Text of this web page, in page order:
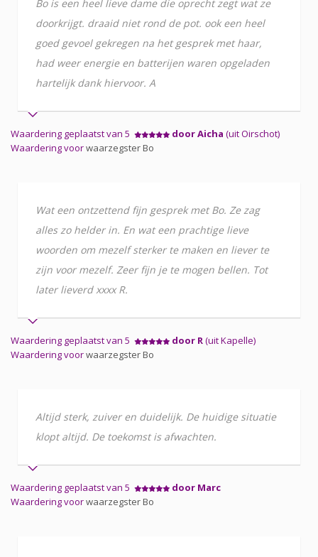
Bo is een heel lieve dame die oprecht zegt wat ze
doorkrijgt. draaid niet rond de pot. ook een heel
goed gevoel gekregen na het gesprek met haar,
had weer energie en batterijen waren opgeladen
hartelijk dank hiervoor. A
Waardering geplaatst van 5 door Aicha (uit Oirschot)
Waardering voorwaarzegster Bo
Wat een ontzettend fijn gesprek met Bo. Ze zag
alles zo helder in. En wat een prachtige lieve
woorden om mezelf sterker te maken en liever te
zijn voor mezelf. Zeer fijn je te mogen bellen. Tot
later lieverd xxxx R.
Waardering geplaatst van 5 door R(uit Kapelle)
Waardering voorwaarzegster Bo
Altijd sterk, zuiver en duidelijk. De huidige situatie
klopt altijd. De toekomst is afwachten.
Waardering geplaatst van 5
door Marc
Waardering voorwaarzegster Bo